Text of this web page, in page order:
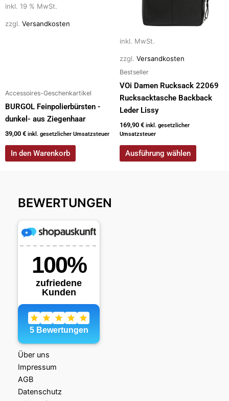
inkl. 19 % MwSt.
zzgl. Versandkosten
Accessoires-Geschenkartikel
BURGOL Feinpolierbürsten -
dunkel- aus Ziegenhaar
39,00 € inkl. gesetzlicher Umsatzsteuer
In den Warenkorb
inkl. MwSt.
zzgl. Versandkosten
Bestseller
VOi Damen Rucksack 22069
Rucksacktasche Backback
Leder Lissy
169,90 € inkl. gesetzlicher
Umsatzsteuer
Ausführung wählen
können
Produktseite
gewählt
werden
BEWERTUNGEN
Über uns
Impressum
AGB
Datenschutz